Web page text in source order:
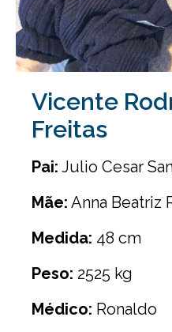
Vicente
Freitas
Pai: Julio Cesar
Mãe: Anna Beatriz
Medida: 48 cm
Peso: 2525 kg
Médico: Ronaldo